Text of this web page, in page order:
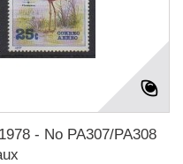
- No PA307/PA308